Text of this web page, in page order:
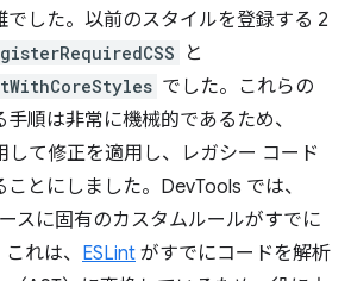
でした。以前のスタイルを登録する 2
と
でした。これらの
順は非常に機械的であるため、
して修正を適用し、レガシー コード
とにしました。DevTools では、
スに固有のカスタムルールがすでに
れは、 ESLint がすでにコードを解析